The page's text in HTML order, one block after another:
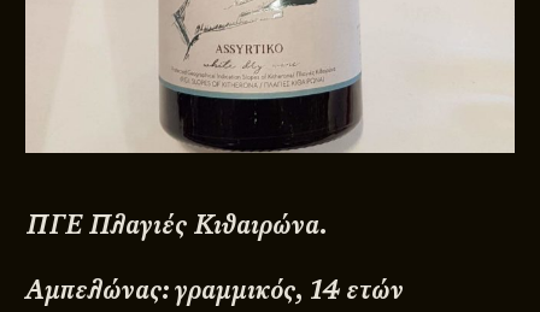
ΠΓΕ Πλαγιές Κιθαιρώνα.
Αμπελώνας: γραμμικός, 14 ετών